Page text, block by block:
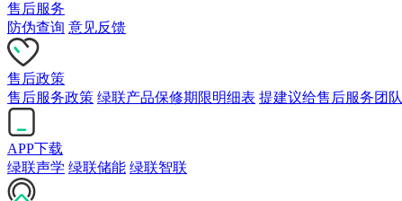
售后服务
防伪查询 意见反馈
售后政策
售后服务政策 绿联产品保修期限明细表 提建议给售后服务团队
APP下载
绿联声学 绿联储能 绿联智联